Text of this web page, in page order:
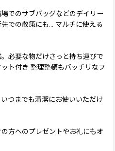
でのサブバッグなどのデイリー
での散策にも… マルチに使える
必要な物だけさっと持ち運びで
ト付き 整理整頓もバッチリなフ
つまでも清潔にお使いいただけ
方へのプレゼントやお礼にもオ